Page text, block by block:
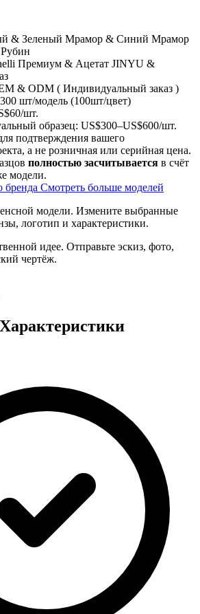
& Зеленый Мрамор & Синий Мрамор
Премиум & Ацетат JINYU &
& ODM ( Индивидуальный заказ )
300 шт/модель (100шт/цвет)
шт.
образец: US$300–US$600/шт.
подтверждения вашего
а не розничная или серийная цена.
полностью засчитывается в счёт
модели.
бренда Смотреть больше моделей
модели. Измените выбранные
логотип и характеристики.
идее. Отправьте эскиз, фото,
чертёж.